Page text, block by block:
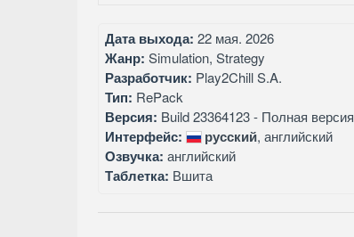
Дата выхода: 22 мая. 2026
Жанр: Simulation, Strategy
Разработчик: Play2Chill S.A.
Тип: RePack
Версия: Build 23364123 - Полная версия
Интерфейс: русский, английский
Озвучка: английский
Таблетка: Вшита